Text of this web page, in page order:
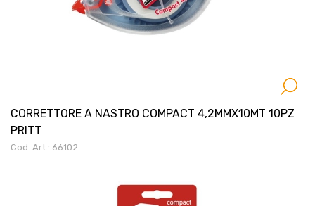
CORRETTORE A NASTRO COMPACT 4,2MMX10MT 10PZ
PRITT
Cod. Art.: 66102